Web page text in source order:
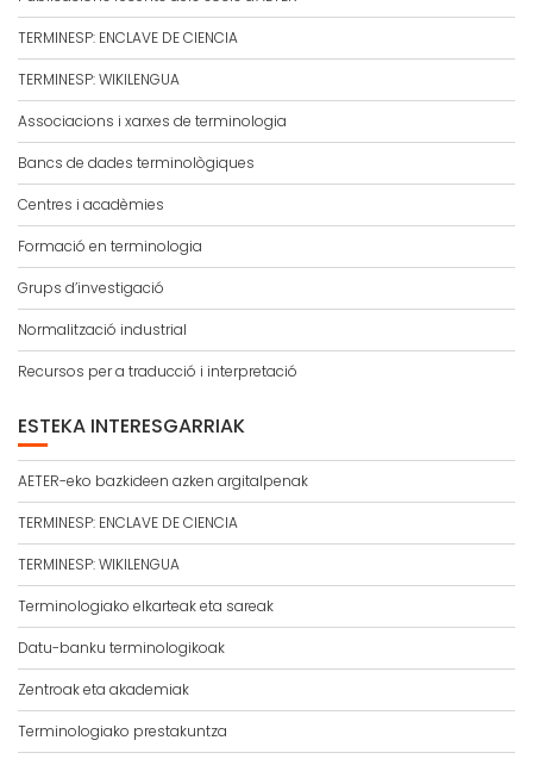
TERMINESP: ENCLAVE DE CIENCIA
TERMINESP: WIKILENGUA
Associacions i xarxes de terminologia
Bancs de dades terminològiques
Centres i acadèmies
Formació en terminologia
Grups d’investigació
Normalització industrial
Recursos per a traducció i interpretació
ESTEKA INTERESGARRIAK
AETER-eko bazkideen azken argitalpenak
TERMINESP: ENCLAVE DE CIENCIA
TERMINESP: WIKILENGUA
Terminologiako elkarteak eta sareak
Datu-banku terminologikoak
Zentroak eta akademiak
Terminologiako prestakuntza